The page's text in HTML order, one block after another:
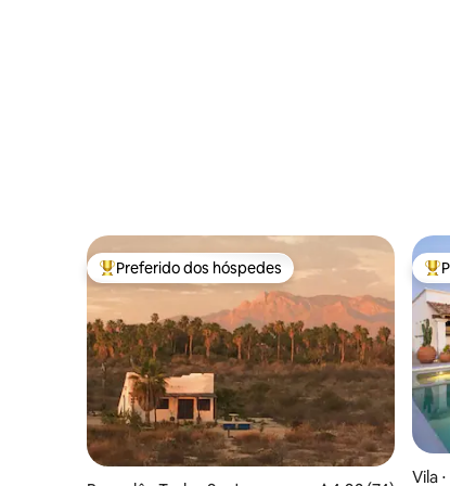
Entre os melhores preferidos dos hóspedes
Preferido dos hóspedes
Vila